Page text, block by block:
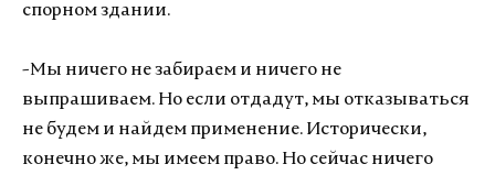
спорном здании.
-Мы ничего не забираем и ничего не
выпрашиваем. Но если отдадут, мы отказываться
не будем и найдем применение. Исторически,
конечно же, мы имеем право. Но сейчас ничего